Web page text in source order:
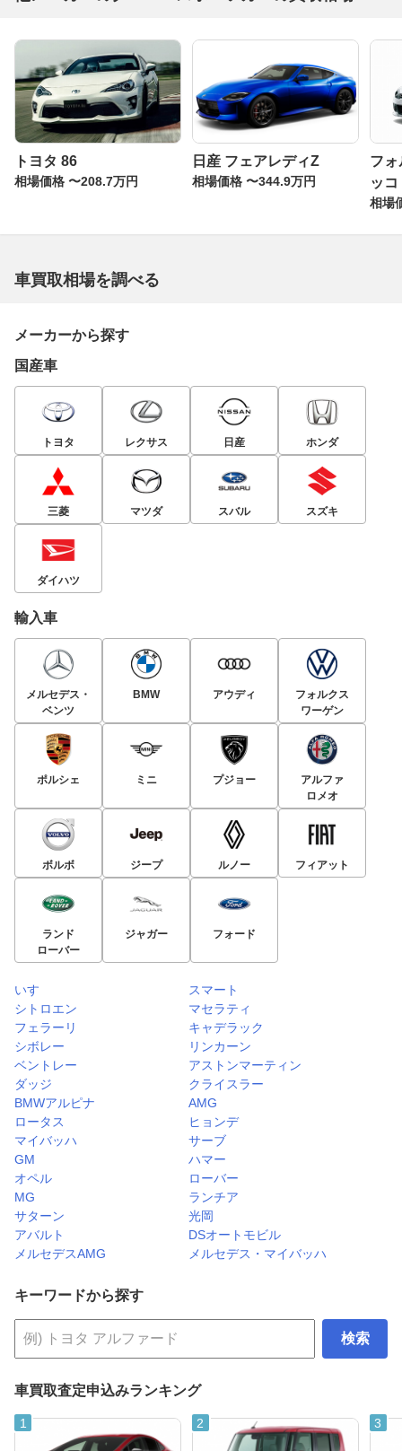
トヨタ 86
相場価格 〜208.7万円
日産 フェアレディZ
相場価格 〜344.9万円
フォ
ッコ
相場
車買取相場を調べる
メーカーから探す
国産車
トヨタ レクサス 日産 ホンダ
三菱 マツダ スバル スズキ
ダイハツ
輸入車
メルセデス・
ベンツ
BMW アウディ
フォルクス
ワーゲン
ポルシェ ミニ プジョー
アルファ
ロメオ
ボルボ ジープ ルノー フィアット
ランド
ローバー
ジャガー フォード
いすゞ
スマート
シトロエン
マセラティ
フェラーリ
キャデラック
シボレー
リンカーン
ベントレー
アストンマーティン
ダッジ
クライスラー
BMWアルピナ
AMG
ロータス
ヒョンデ
マイバッハ
サーブ
GM
ハマー
オペル
ローバー
MG
ランチア
サターン
光岡
アバルト
DSオートモビル
メルセデスAMG
メルセデス・マイバッハ
キーワードから探す
検索
車買取査定申込みランキング